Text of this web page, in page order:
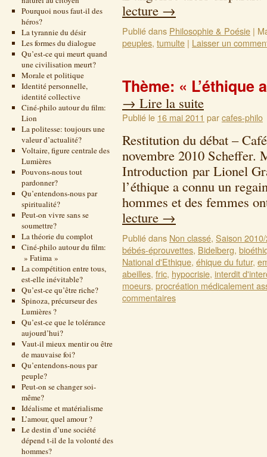
Pourquoi nous faut-il des
héros?
La tyrannie du désir
Les formes du dialogue
Qu’est-ce qui meurt quand
une civilisation meurt?
Morale et politique
Identité personnelle,
identité collective
Ciné-philo autour du film:
Lion
La politesse: toujours une
valeur d’actualité?
Voltaire, figure centrale des
Lumières
Pouvons-nous tout
pardonner?
Qu’entendons-nous par
spiritualité?
Peut-on vivre sans se
soumettre?
La théorie du complot
Ciné-philo autour du film:
» Fatima »
La compétition entre tous,
est-elle inévitable?
Qu’est-ce qu’être riche?
Spinoza, précurseur des
Lumières ?
Qu’est-ce que le tolérance
aujourd’hui?
Vaut-il mieux mentir ou être
de mauvaise foi?
Qu’entendons-nous par
peuple?
Peut-on se changer soi-
même?
Idéalisme et matérialisme
L’amour, quel amour ?
Le destin d’une société
dépend t-il de la volonté des
hommes?
lecture →
Publié dans Philosophie & Poésie |
peuples, tumulte | Laisser un
Thème: « L’éthique
→ Lire la suite
Publié le 16 mai 2011 parcafes-philo
Restitution du débat –
novembre 2010 Scheffer.
Introduction par Lionel
l’éthique a connu un
hommes et des femmes
lecture →
Publié dans Non classé, Saison
bébés-éprouvettes, Bidelberg,
National d'Ethique, éhique du futur,
abeilles, fric, hypocrisie, interdit
moeurs, procréation médicalement
commentaires